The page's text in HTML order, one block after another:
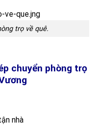
trọ về quê.
chuyển phòng trọ
nhà